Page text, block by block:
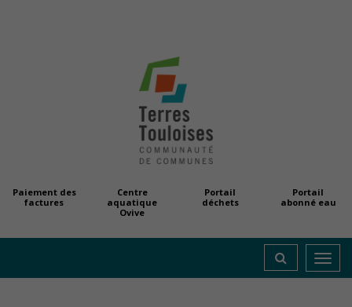
Paiement des
factures
Centre
aquatique
Ovive
Portail
déchets
Portail
abonné eau